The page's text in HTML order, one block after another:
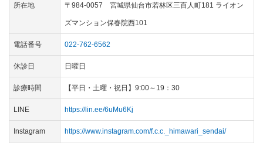
所在地 〒984-0057 宮城県仙台市若林区三百人町181 ライオン
ズマンション保春院西101
電話番号 022-762-6562
休診日 日曜日
診療時間 【平日・土曜・祝日】9:00～19：30
LINE https://lin.ee/6uMu6Kj
Instagram https://www.instagram.com/f.c.c._himawari_sendai/